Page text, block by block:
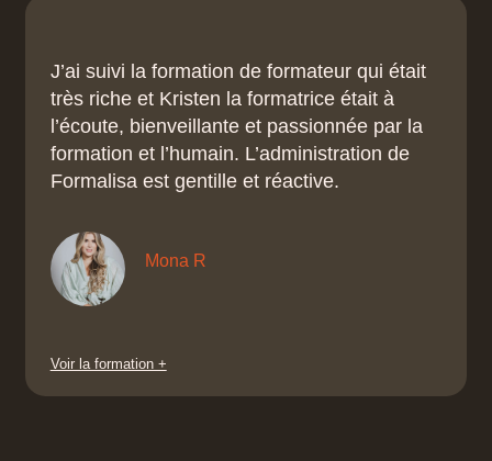
J’ai suivi la formation de formateur qui était
très riche et Kristen la formatrice était à
l’écoute, bienveillante et passionnée par la
formation et l’humain. L’administration de
Formalisa est gentille et réactive.
Mona R
Voir la formation +